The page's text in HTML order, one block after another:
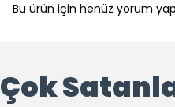
Bu ürün için henüz yorum
Çok